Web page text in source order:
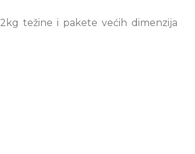
težine i pakete većih dimenzija